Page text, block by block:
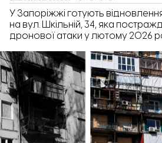
У Запоріжжі готують
на вул. Шкільній, 34, яка
дронової атаки у лютому 2026
документації та авторський
закупівлі – 850 тис. грн. Про це
«Відбудова. Запоріжжя» з